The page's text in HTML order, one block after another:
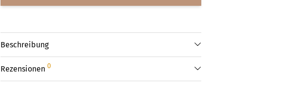
Beschreibung
Rezensionen 0